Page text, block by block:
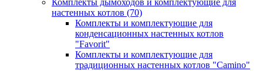
Комплекты дымоходов и комплектующие для
настенных котлов (70)
Комплекты и комплектующие для
конденсационных настенных котлов
"Favorit"
Комплекты и комплектующие для
традиционных настенных котлов "Camino"